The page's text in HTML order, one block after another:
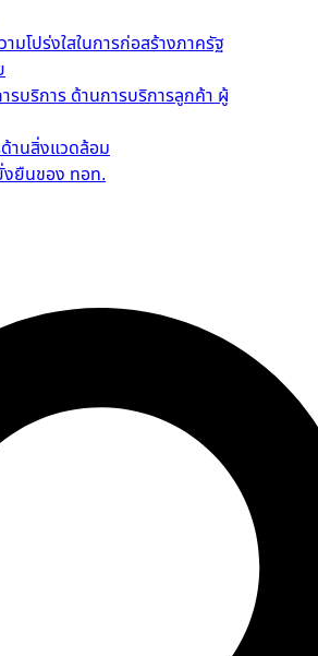
ามโปร่งใสในการก่อสร้างภาครัฐ
รบริการ ด้านการบริการลูกค้า ผู้
านสิ่งแวดล้อม
ยืนของ ทอท.